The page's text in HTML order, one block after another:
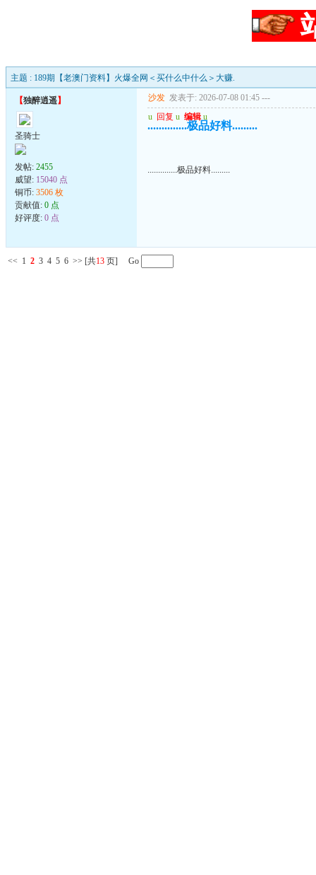
主题 : 189期【老澳门资料】火爆全网＜买什么中什么＞大赚.
【独醉逍遥】
圣骑士
发帖: 2455
威望: 15040 点
铜币: 3506 枚
贡献值: 0 点
好评度: 0 点
沙发 发表于: 2026-07-08 01:45 ---
u 回复 u 编辑 u
..............极品好料.........
..............极品好料.........
<< 1 2 3 4 5 6 >> [共13 页] Go